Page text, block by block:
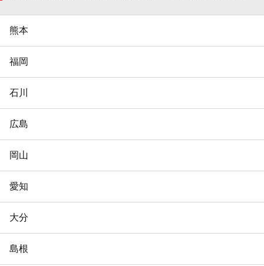
熊本
福岡
石川
広島
岡山
愛知
大分
島根